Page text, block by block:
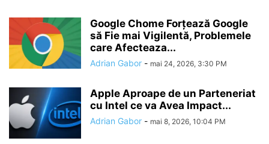
Google Chome Forțează Google
să Fie mai Vigilentă, Problemele
care Afecteaza...
Adrian Gabor - mai 24, 2026, 3:30 PM
Apple Aproape de un Parteneriat
cu Intel ce va Avea Impact...
Adrian Gabor - mai 8, 2026, 10:04 PM